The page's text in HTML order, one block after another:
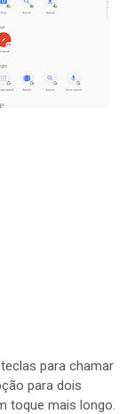
para chamar
para dois
toque mais longo.